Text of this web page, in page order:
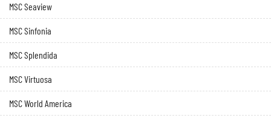
MSC Seaview
MSC Sinfonia
MSC Splendida
MSC Virtuosa
MSC World America